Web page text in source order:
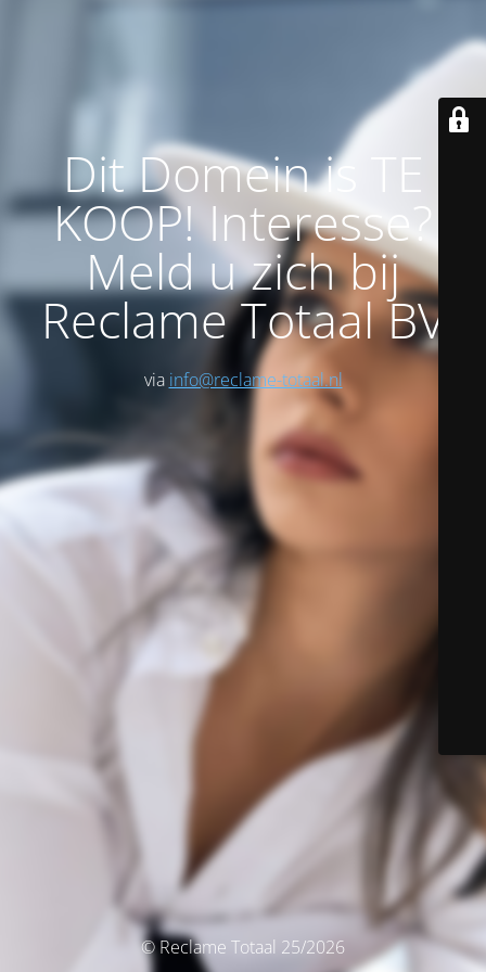
Dit Domein is TE
KOOP! Interesse?
Meld u zich bij
Reclame Totaal BV
via info@reclame-totaal.nl
© Reclame Totaal 25/2026